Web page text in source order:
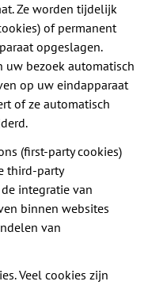
Ze worden tijdelijk
of permanent
opgeslagen.
uw bezoek automatisch
op uw eindapparaat
of ze automatisch
(first-party cookies)
third-party
integratie van
binnen websites
van
Veel cookies zijn